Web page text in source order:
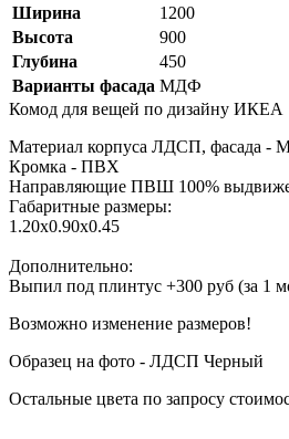
Ширина
1200
Высота
900
Глубина
450
Варианты фасада МДФ
Комод для вещей по дизайну ИКЕА
Материал корпуса ЛДСП, фасада -
Кромка - ПВХ
Направляющие ПВШ 100%
Габаритные размеры:
1.20х0.90х0.45
Дополнительно:
Выпил под плинтус +300 руб (за 1
Возможно изменение размеров!
Образец на фото - ЛДСП Черный
Остальные цвета по запросу